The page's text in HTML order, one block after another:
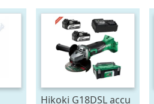
Hikoki G18DSL accu